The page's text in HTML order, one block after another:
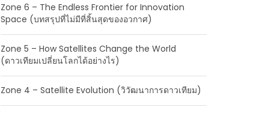
Zone 6 – The Endless Frontier for Innovation
Space (บทสรุปที่ไม่มีที่สิ้นสุดของอวกาศ)
Zone 5 – How Satellites Change the World
(ดาวเทียมเปลี่ยนโลกได้อย่างไร)
Zone 4 – Satellite Evolution (วิวัฒนาการดาวเทียม)